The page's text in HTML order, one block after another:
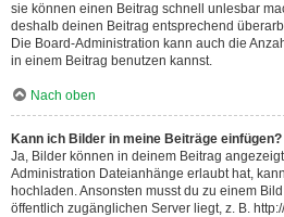
sie können einen Beitrag schnell unlesbar
deshalb deinen Beitrag entsprechend
Die Board-Administration kann auch die
in einem Beitrag benutzen kannst.
Nach oben
Kann ich Bilder in meine Beiträge einfügen?
Ja, Bilder können in deinem Beitrag
Administration Dateianhänge erlaubt hat,
hochladen. Ansonsten musst du zu einem
öffentlich zugänglichen Server liegt, z. B.